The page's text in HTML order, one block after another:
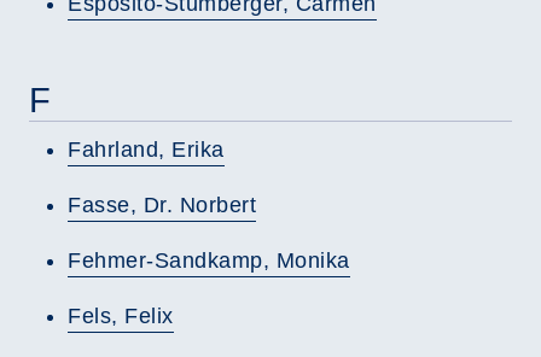
F
Fahrland, Erika
Fasse, Dr. Norbert
Fehmer-Sandkamp, Monika
Fels, Felix